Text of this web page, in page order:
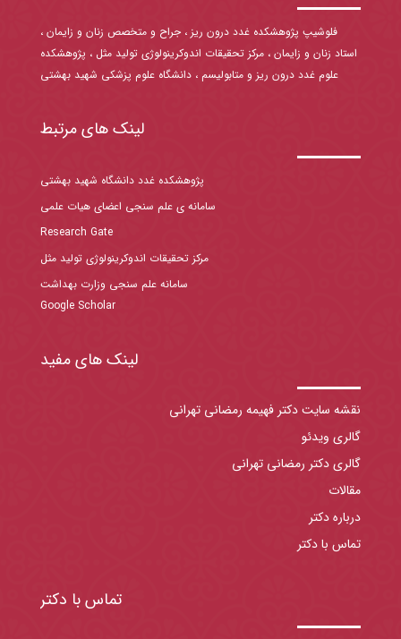
فلوشیپ پژوهشکده غدد درون ریز ، جراح و متخصص زنان و زایمان ،
استاد زنان و زایمان ، مرکز تحقیقات اندوکرینولوژی تولید مثل ، پژوهشکده
علوم غدد درون ریز و متابولیسم ، دانشگاه علوم پزشکی شهید بهشتی
لینک های مرتبط
پژوهشکده غدد دانشگاه شهید بهشتی
سامانه ی علم سنجی اعضای هیات علمی
Research Gate
مرکز تحقیقات اندوکرینولوژی تولید مثل
سامانه علم سنجی وزارت بهداشت
Google Scholar
لینک های مفید
نقشه سایت دکتر فهیمه رمضانی تهرانی
گالری ویدئو
گالری دکتر رمضانی تهرانی
مقالات
درباره دکتر
تماس با دکتر
تماس با دکتر